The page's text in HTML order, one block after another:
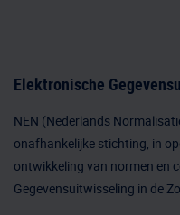
Elektronische
NEN (Nederlands
onafhankelijke stichting, in
ontwikkeling van normen en
Gegevensuitwisseling in de